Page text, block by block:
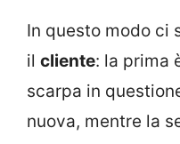
In questo modo ci
il cliente: la prima
scarpa in
nuova, mentre la